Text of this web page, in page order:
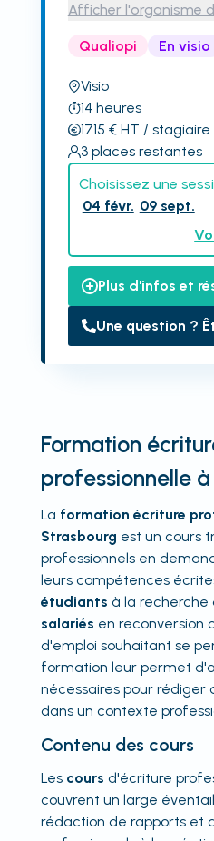
Afficher l'organisme
Qualiopi En visio
Visio
14 heures
1715 € HT / stagiaire
3 places restantes
Choisissez une
04 févr. 09 sept.
Plus d'infos et
Une question ?
Formation
professionnelle
La formation écriture
Strasbourg est un cours
professionnels en
leurs compétences
étudiants à la recherche
salariés en reconversion
d'emploi souhaitant se
formation leur permet
nécessaires pour rédiger
dans un contexte
Contenu des cours
Les cours d'écriture
couvrent un large
rédaction de rapports et